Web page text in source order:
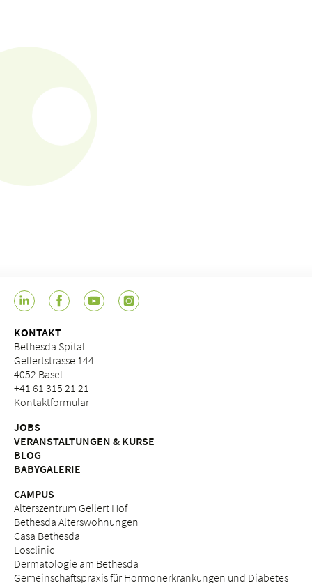
KONTAKT
Bethesda Spital
Gellertstrasse 144
4052 Basel
+41 61 315 21 21
Kontaktformular
JOBS
VERANSTALTUNGEN & KURSE
BLOG
BABYGALERIE
CAMPUS
Alterszentrum Gellert Hof
Bethesda Alterswohnungen
Casa Bethesda
Eosclinic
Dermatologie am Bethesda
Gemeinschaftspraxis für Hormonerkrankungen und Diabetes